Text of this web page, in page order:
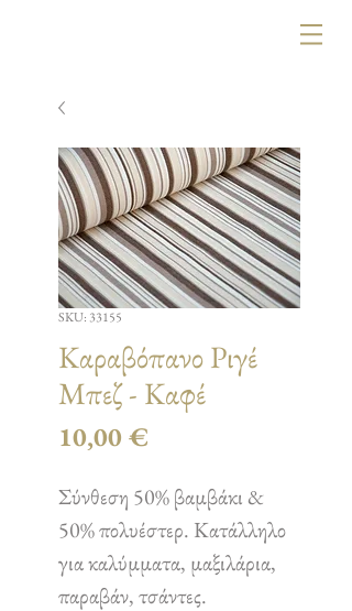
SKU: 33155
Καραβόπανο Ριγέ
Μπεζ - Καφέ
10,00 €
Σύνθεση 50% βαμβάκι &
50% πολυέστερ. Κατάλληλο
για καλύμματα, μαξιλάρια,
παραβάν, τσάντες.